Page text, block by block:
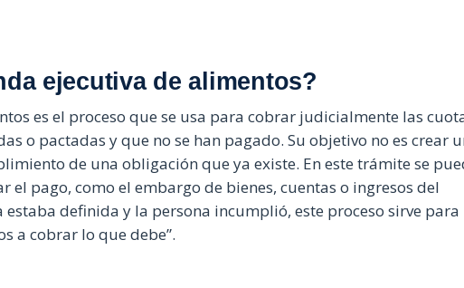
ejecutiva de alimentos?
es el proceso que se usa para cobrar judicialmente las
o pactadas y que no se han pagado. Su objetivo no es crear
de una obligación que ya existe. En este trámite se
pago, como el embargo de bienes, cuentas o ingresos del
definida y la persona incumplió, este proceso sirve para
a cobrar lo que debe”.